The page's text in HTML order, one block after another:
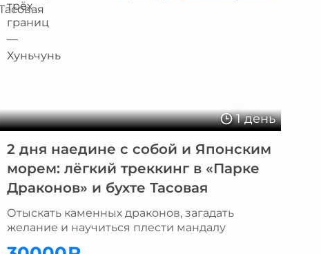
1 день
2 дня наедине с собой и Японским
морем: лёгкий треккинг в «Парке
Драконов» и бухте Тасовая
Отыскать каменных драконов, загадать
желание и научиться плести мандалу